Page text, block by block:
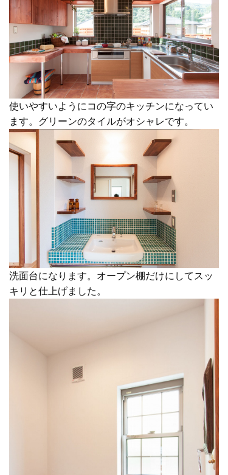
使いやすいようにコの字のキッチンになってい
ます。グリーンのタイルがオシャレです。
洗面台になります。オープン棚だけにしてスッ
キリと仕上げました。